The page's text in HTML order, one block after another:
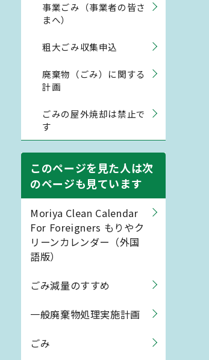
事業ごみ（事業者の皆さ
まへ）
粗大ごみ収集申込
廃棄物（ごみ）に関する
計画
ごみの屋外焼却は禁止で
す
このページを見た人は次
のページも見ています
Moriya Clean Calendar
For Foreigners もりやク
リーンカレンダー（外国
語版）
ごみ減量のすすめ
一般廃棄物処理実施計画
ごみ